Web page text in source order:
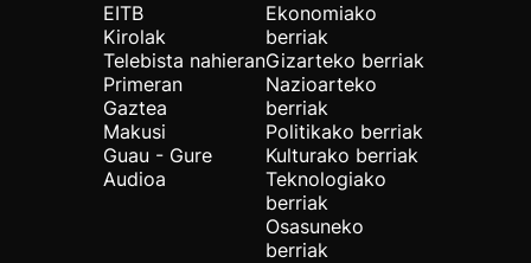
EITB
Kirolak
Telebista nahieran
Primeran
Gaztea
Makusi
Guau - Gure
Audioa
Ekonomiako
berriak
Gizarteko berriak
Nazioarteko
berriak
Politikako berriak
Kulturako berriak
Teknologiako
berriak
Osasuneko
berriak